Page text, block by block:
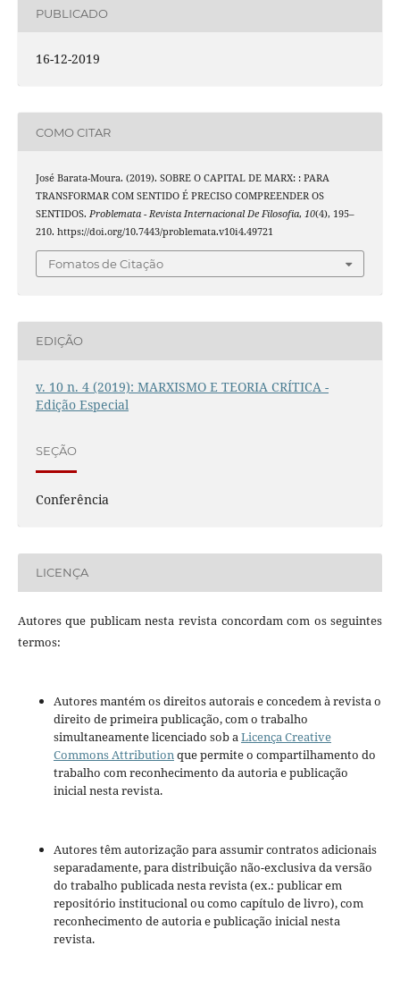
PUBLICADO
16-12-2019
COMO CITAR
José Barata-Moura. (2019). SOBRE O CAPITAL DE MARX: : PARA
TRANSFORMAR COM SENTIDO É PRECISO COMPREENDER OS
SENTIDOS. Problemata - Revista Internacional De Filosofia, 10(4), 195–
210. https://doi.org/10.7443/problemata.v10i4.49721
Fomatos de Citação
EDIÇÃO
v. 10 n. 4 (2019): MARXISMO E TEORIA CRÍTICA -
Edição Especial
SEÇÃO
Conferência
LICENÇA
Autores que publicam nesta revista concordam com os seguintes
termos:
Autores mantém os direitos autorais e concedem à revista o
direito de primeira publicação, com o trabalho
simultaneamente licenciado sob aLicença Creative
Commons Attributionque permite o compartilhamento do
trabalho com reconhecimento da autoria e publicação
inicial nesta revista.
Autores têm autorização para assumir contratos adicionais
separadamente, para distribuição não-exclusiva da versão
do trabalho publicada nesta revista (ex.: publicar em
repositório institucional ou como capítulo de livro), com
reconhecimento de autoria e publicação inicial nesta
revista.